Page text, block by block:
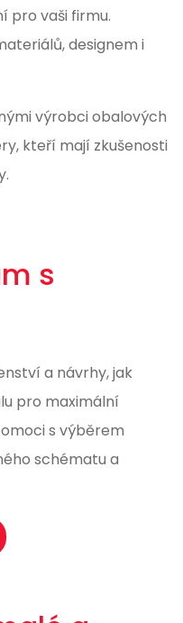
pro vaši firmu.
designem i
výrobci obalových
kteří mají zkušenosti
s
a návrhy, jak
pro maximální
s výběrem
schématu a